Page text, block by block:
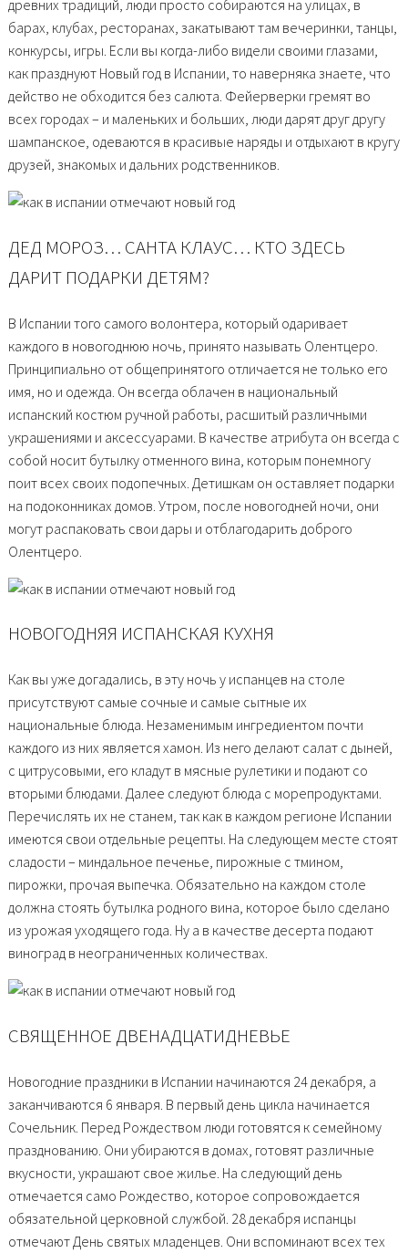
древних традиций, люди просто собираются на улицах, в
барах, клубах, ресторанах, закатывают там вечеринки, танцы,
конкурсы, игры. Если вы когда-либо видели своими глазами,
как празднуют Новый год в Испании, то наверняка знаете, что
действо не обходится без салюта. Фейерверки гремят во
всех городах – и маленьких и больших, люди дарят друг другу
шампанское, одеваются в красивые наряды и отдыхают в кругу
друзей, знакомых и дальних родственников.
ДЕД МОРОЗ… САНТА КЛАУС… КТО ЗДЕСЬ
ДАРИТ ПОДАРКИ ДЕТЯМ?
В Испании того самого волонтера, который одаривает
каждого в новогоднюю ночь, принято называть Олентцеро.
Принципиально от общепринятого отличается не только его
имя, но и одежда. Он всегда облачен в национальный
испанский костюм ручной работы, расшитый различными
украшениями и аксессуарами. В качестве атрибута он всегда с
собой носит бутылку отменного вина, которым понемногу
поит всех своих подопечных. Детишкам он оставляет подарки
на подоконниках домов. Утром, после новогодней ночи, они
могут распаковать свои дары и отблагодарить доброго
Олентцеро.
НОВОГОДНЯЯ ИСПАНСКАЯ КУХНЯ
Как вы уже догадались, в эту ночь у испанцев на столе
присутствуют самые сочные и самые сытные их
национальные блюда. Незаменимым ингредиентом почти
каждого из них является хамон. Из него делают салат с дыней,
с цитрусовыми, его кладут в мясные рулетики и подают со
вторыми блюдами. Далее следуют блюда с морепродуктами.
Перечислять их не станем, так как в каждом регионе Испании
имеются свои отдельные рецепты. На следующем месте стоят
сладости – миндальное печенье, пирожные с тмином,
пирожки, прочая выпечка. Обязательно на каждом столе
должна стоять бутылка родного вина, которое было сделано
из урожая уходящего года. Ну а в качестве десерта подают
виноград в неограниченных количествах.
СВЯЩЕННОЕ ДВЕНАДЦАТИДНЕВЬЕ
Новогодние праздники в Испании начинаются 24 декабря, а
заканчиваются 6 января. В первый день цикла начинается
Сочельник. Перед Рождеством люди готовятся к семейному
празднованию. Они убираются в домах, готовят различные
вкусности, украшают свое жилье. На следующий день
отмечается само Рождество, которое сопровождается
обязательной церковной службой. 28 декабря испанцы
отмечают День святых младенцев. Они вспоминают всех тех